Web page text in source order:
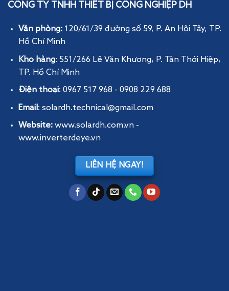
CÔNG TY TNHH THIẾT BỊ CÔNG NGHIỆP DH
Văn phòng: 120/61/39 đường số 59, P. An Hội Tây, TP.
Hồ Chí Minh
Kho hàng: 551/266 Lê Văn Khương, P. Tân Thới Hiệp,
TP. Hồ Chí Minh
Điện thoại: 0967 517 968 - 0908 229 688
Email : solardh.technical@gmail.com
Website: www.solardh.com.vn-
www.inverterdeye.vn
LIÊN HỆ NGAY!